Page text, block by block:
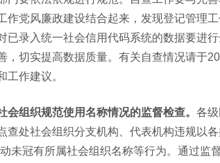
作党风廉政建设结合起来，发现登记管理
已录入统一社会信用代码系统的数据要进
，切实提高数据质量。有关自查情况请于
工作建议。
会组织规范使用名称情况的监督检查。 各
查处社会组织分支机构、代表机构违规以各
未冠有所属社会组织名称等行为。通过